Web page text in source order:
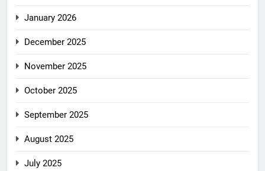
January 2026
December 2025
November 2025
October 2025
September 2025
August 2025
July 2025